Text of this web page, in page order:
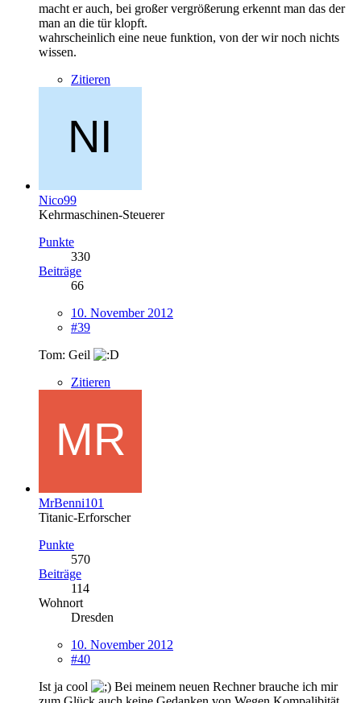
macht er auch, bei großer vergrößerung erkennt man das der
man an die tür klopft.
wahrscheinlich eine neue funktion, von der wir noch nichts
wissen.
Zitieren
Nico99
Kehrmaschinen-Steuerer
Punkte
330
Beiträge
66
10. November 2012
#39
Tom: Geil
Zitieren
MrBenni101
Titanic-Erforscher
Punkte
570
Beiträge
114
Wohnort
Dresden
10. November 2012
#40
Ist ja cool
Bei meinem neuen Rechner brauche ich mir